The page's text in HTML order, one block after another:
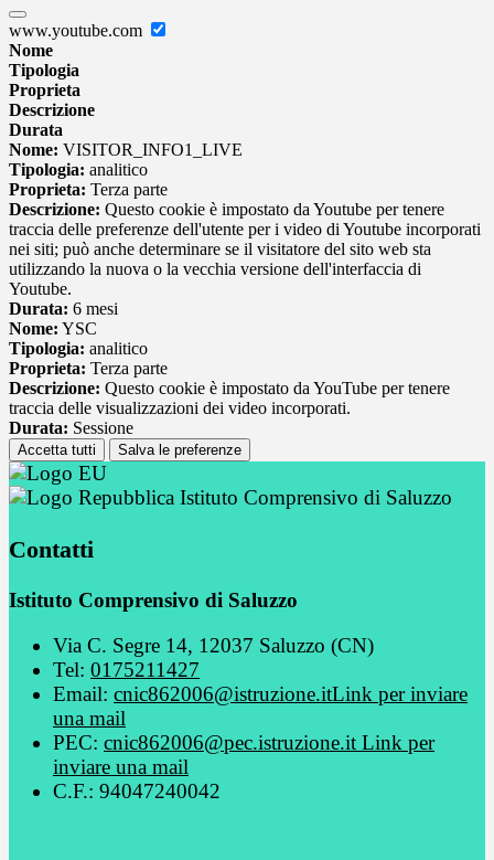
www.youtube.com
Nome
Tipologia
Proprieta
Descrizione
Durata
Nome: VISITOR_INFO1_LIVE
Tipologia: analitico
Proprieta: Terza parte
Descrizione: Questo cookie è impostato da Youtube per tenere
traccia delle preferenze dell'utente per i video di Youtube incorporati
nei siti; può anche determinare se il visitatore del sito web sta
utilizzando la nuova o la vecchia versione dell'interfaccia di
Youtube.
Durata: 6 mesi
Nome: YSC
Tipologia: analitico
Proprieta: Terza parte
Descrizione: Questo cookie è impostato da YouTube per tenere
traccia delle visualizzazioni dei video incorporati.
Durata: Sessione
Accetta tutti Salva le preferenze
Istituto Comprensivo di Saluzzo
Contatti
Istituto Comprensivo di Saluzzo
Via C. Segre 14, 12037 Saluzzo (CN)
Tel: 0175211427
Email: cnic862006@istruzione.itLink per inviare
una mail
PEC: cnic862006@pec.istruzione.it Link per
inviare una mail
C.F.: 94047240042